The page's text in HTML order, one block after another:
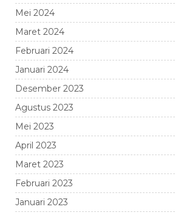
Mei 2024
Maret 2024
Februari 2024
Januari 2024
Desember 2023
Agustus 2023
Mei 2023
April 2023
Maret 2023
Februari 2023
Januari 2023